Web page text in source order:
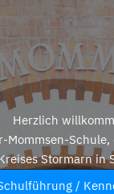
Herzlich
Mommsen-
Stormarn in
/